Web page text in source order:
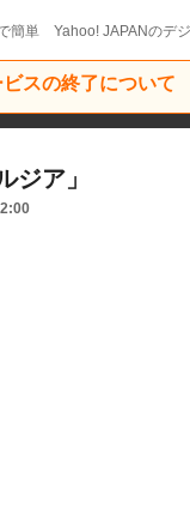
簡単 Yahoo! JAPANのデ
スの終了について
ジア」